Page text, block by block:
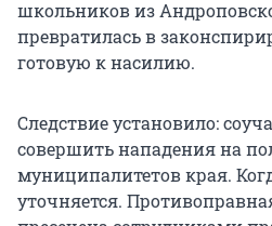
школьников из
превратилась в
готовую к насилию.
Следствие установило:
совершить нападения на
муниципалитетов края.
уточняется.